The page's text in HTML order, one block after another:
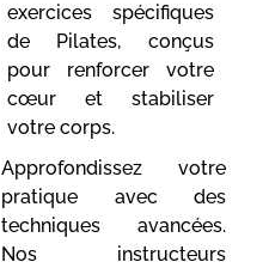
exercices spécifiques
de Pilates, conçus
pour renforcer votre
cœur et stabiliser
votre corps.
Approfondissez votre
pratique avec des
techniques avancées.
Nos instructeurs